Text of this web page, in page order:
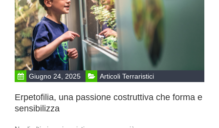
Giugno 24, 2025 Articoli Terraristici
Erpetofilia, una passione costruttiva che forma e
sensibilizza